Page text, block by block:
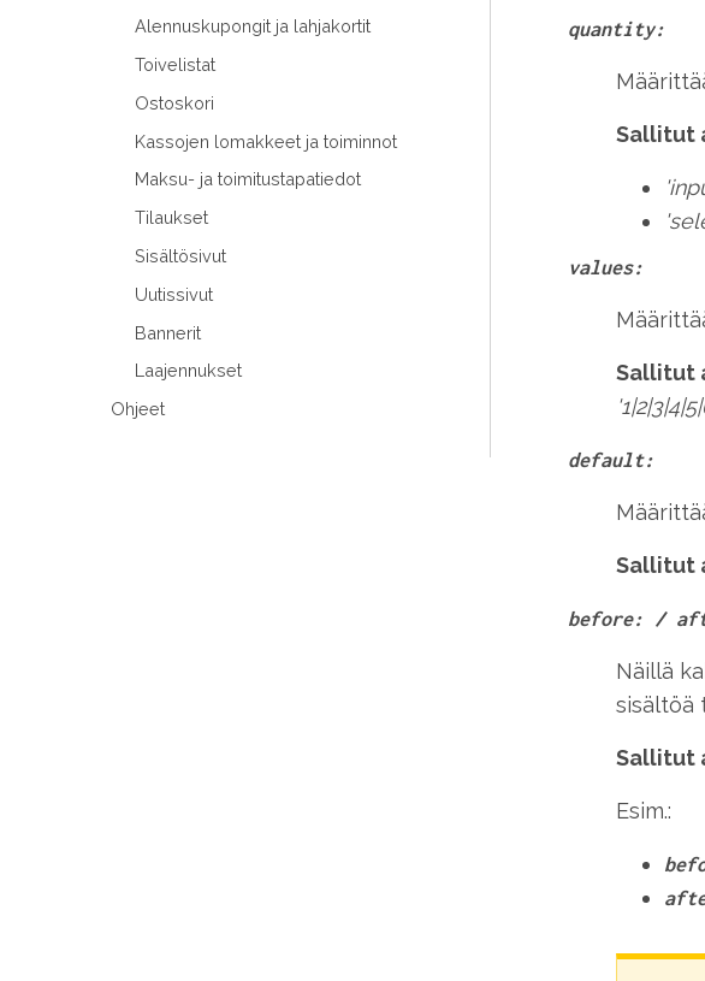
Alennuskupongit ja lahjakortit
Toivelistat
Ostoskori
Kassojen lomakkeet ja toiminnot
Maksu- ja toimitustapatiedot
Tilaukset
Sisältösivut
Uutissivut
Bannerit
Laajennukset
Ohjeet
quantity:
Sallitut
values:
Sallitut
default:
Sallitut
before: /
Näillä
sisältöä
Sallitut
Esim.: